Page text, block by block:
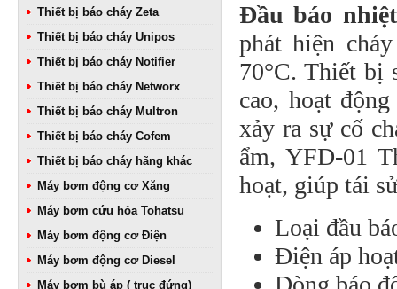
Thiết bị báo cháy Zeta
Thiết bị báo cháy Unipos
Thiết bị báo cháy Notifier
Thiết bị báo cháy Networx
Thiết bị báo cháy Multron
Thiết bị báo cháy Cofem
Thiết bị báo cháy hãng khác
Máy bơm động cơ Xăng
Máy bơm cứu hỏa Tohatsu
Máy bơm động cơ Điện
Máy bơm động cơ Diesel
Máy bơm bù áp ( trục đứng)
Đầu báo
phát hiện
70°C. Thiết bị
cao, hoạt
xảy ra sự cố
ẩm, YFD-01
hoạt, giúp tái
Loại đầu
Điện áp